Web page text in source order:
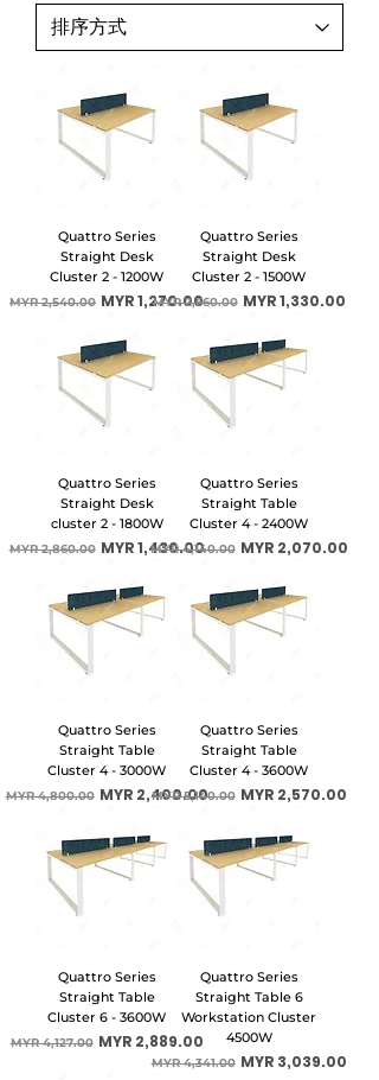
Quattro Series
Straight Desk
Cluster 2 - 1200W
一般價格
MYR 2,540.00 促銷價格
MYR 1,270.00
Quattro Series
Straight Desk
Cluster 2 - 1500W
一般價格
MYR 2,660.00 促銷價格
MYR 1,330.00
Quattro Series
Straight Desk
cluster 2 - 1800W
一般價格
MYR 2,860.00 促銷價格
MYR 1,430.00
Quattro Series
Straight Table
Cluster 4 - 2400W
一般價格
MYR 4,140.00 促銷價格
MYR 2,070.00
Quattro Series
Straight Table
Cluster 4 - 3000W
一般價格
MYR 4,800.00 促銷價格
MYR 2,400.00
Quattro Series
Straight Table
Cluster 4 - 3600W
一般價格
MYR 5,140.00 促銷價格
MYR 2,570.00
Quattro Series
Straight Table
Cluster 6 - 3600W
一般價格
MYR 4,127.00 促銷價格
MYR 2,889.00
Quattro Series
Straight Table 6
Workstation Cluster
4500W
一般價格
MYR 4,341.00 促銷價格
MYR 3,039.00